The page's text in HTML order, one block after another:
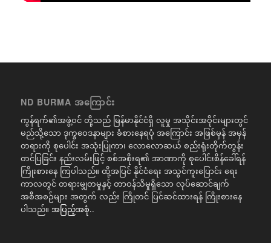
ND BURMA အကြောင်း
ကွန်ရက်၏အဖွဲ့ဝင် တို့သည် မြန်မာနိုင်ငံရှိ လူမှု အသိုင်းအဝိုင်းများတွင်
မည်သို့သော ဒုက္ခဝေဒနာများ ခံစားနေရပုံ အကြောင်း အဖြစ်မှန် အမှန်
တရားကို စုပေါင်း အသုံးပြုကာ၊ လောလောဆယ် စည်းရုံးတိုက်တွန်း
တင်ပြခြင်း နည်းလမ်းဖြင့် စစ်အစိုးရ၏ အာဏာကို စုပေါင်းစိန်ခေါ်ရန်
ကြိုးစားနေ ကြပါသည်။ ထို့အပြင် နိုင်ငံရေး အသွင်ကူးပြောင်း ရေး
ကာလတွင် တရားမျှတမှုနှင့် တာဝန်သိမှုရှိသော လုပ်ဆောင်ချက်
အစီအစဉ်များ အတွက် လည်း ကြိုတင် ပြင်ဆင်ထားရန် ကြိုးစားနေ
ပါသည်။ အပြည့်အစုံ..